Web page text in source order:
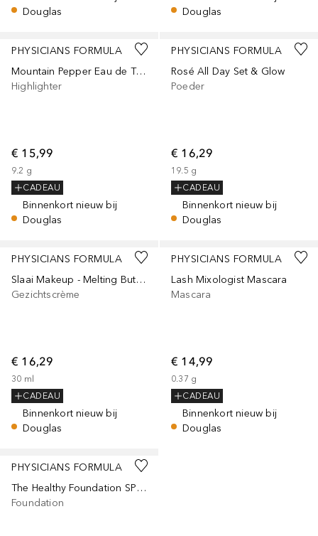
Douglas
Douglas
PHYSICIANS FORMULA
Mountain Pepper Eau de Toilette
Highlighter
€ 15,99
9.2 g
CADEAU
Binnenkort nieuw bij
Douglas
PHYSICIANS FORMULA
Rosé All Day Set & Glow
Poeder
€ 16,29
19.5 g
CADEAU
Binnenkort nieuw bij
Douglas
PHYSICIANS FORMULA
Slaai Makeup - Melting Butter Cleanser
Gezichtscrème
€ 16,29
30 ml
CADEAU
Binnenkort nieuw bij
Douglas
PHYSICIANS FORMULA
Lash Mixologist Mascara
Mascara
€ 14,99
0.37 g
CADEAU
Binnenkort nieuw bij
Douglas
PHYSICIANS FORMULA
The Healthy Foundation SPF 19
Foundation